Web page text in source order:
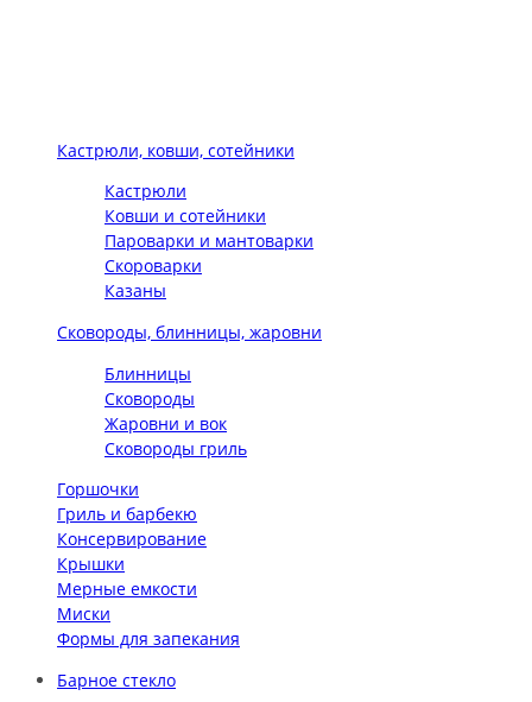
Кастрюли, ковши, сотейники
Кастрюли
Ковши и сотейники
Пароварки и мантоварки
Скороварки
Казаны
Сковороды, блинницы, жаровни
Блинницы
Сковороды
Жаровни и вок
Сковороды гриль
Горшочки
Гриль и барбекю
Консервирование
Крышки
Мерные емкости
Миски
Формы для запекания
Барное стекло